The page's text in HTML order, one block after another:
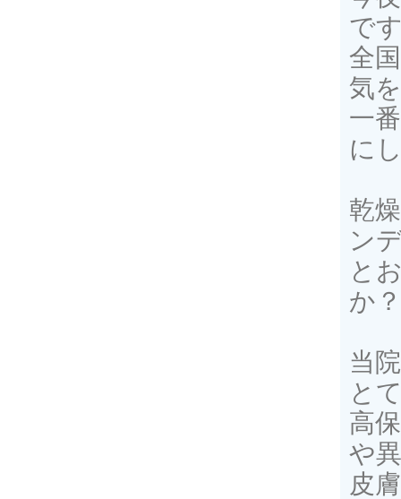
で
全
気
一
に
乾
ン
と
か？
当
と
高
や
皮